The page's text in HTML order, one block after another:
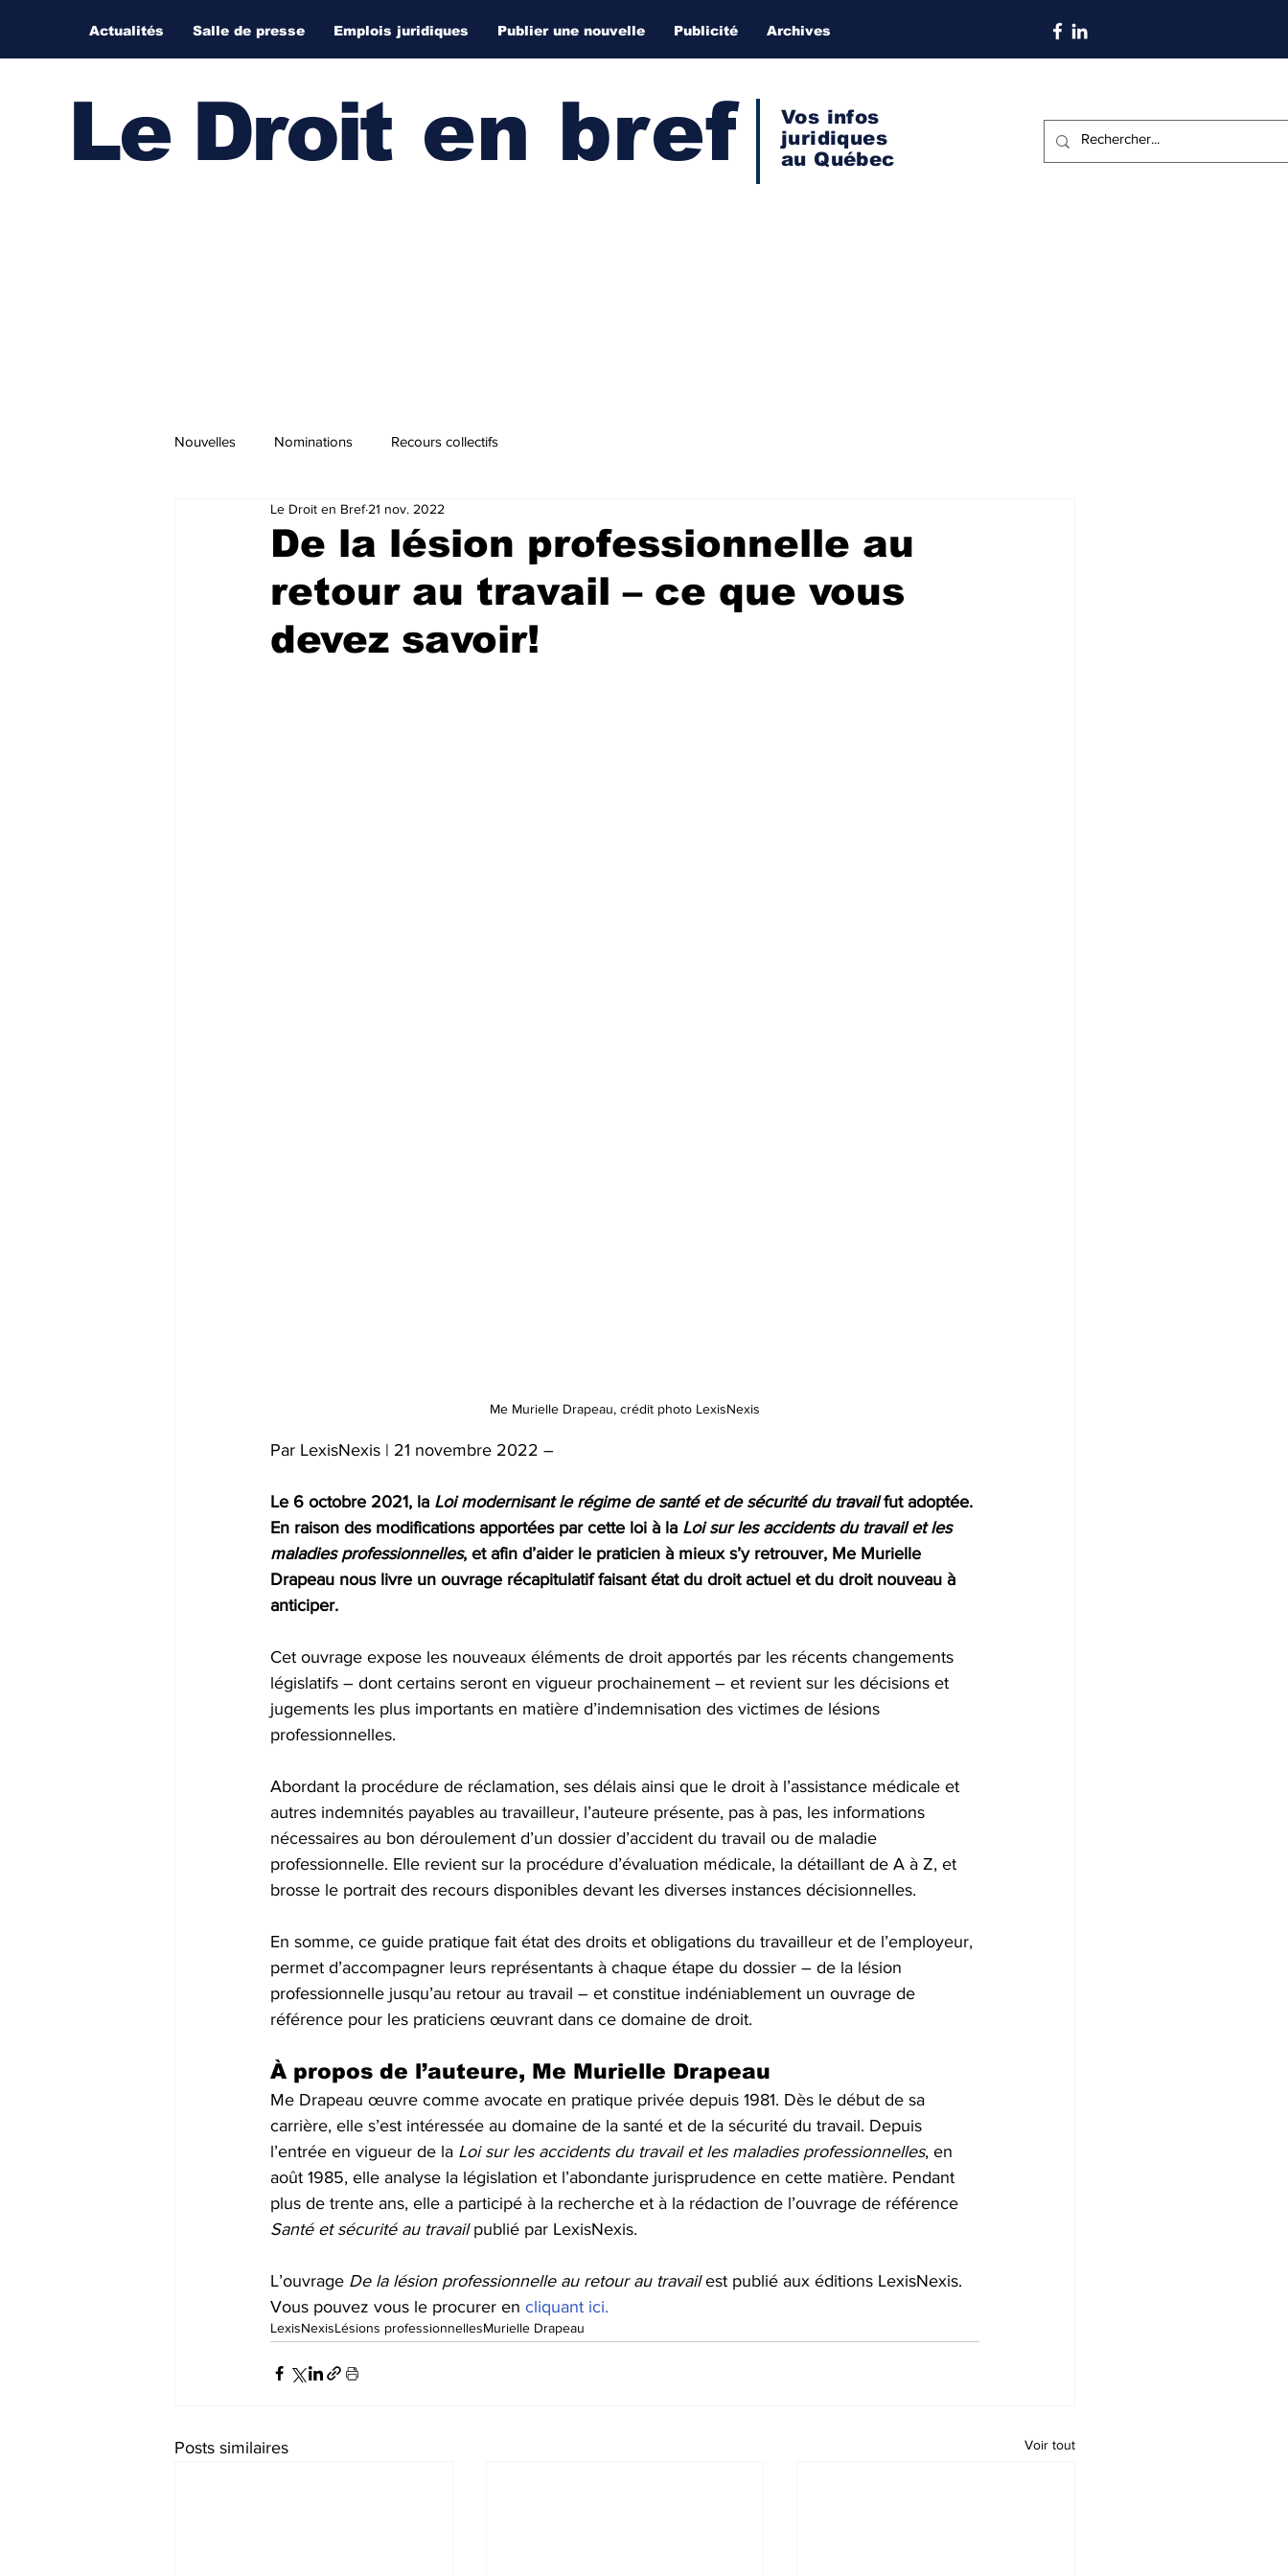
Actualités Salle de presse Emplois juridiques Publier une nouvelle Publicité Archives S'abonner aux nouvelles
Le Droit en bref
Vos infos
juridiques
au Québec
Nouvelles Nominations Recours collectifs
De la lésion professionnelle au
retour au travail – ce que vous
devez savoir!
Le Droit en Bref 21 nov. 2022
Me Murielle Drapeau, crédit photo LexisNexis
Par LexisNexis | 21 novembre 2022 –
Le 6 octobre 2021, la Loi modernisant le régime de santé et de sécurité du travail fut adoptée.
En raison des modifications apportées par cette loi à la Loi sur les accidents du travail et les
maladies professionnelles, et afin d’aider le praticien à mieux s’y retrouver, Me Murielle
Drapeau nous livre un ouvrage récapitulatif faisant état du droit actuel et du droit nouveau à
anticiper.
Cet ouvrage expose les nouveaux éléments de droit apportés par les récents changements
législatifs – dont certains seront en vigueur prochainement – et revient sur les décisions et
jugements les plus importants en matière d’indemnisation des victimes de lésions
professionnelles.
Abordant la procédure de réclamation, ses délais ainsi que le droit à l’assistance médicale et
autres indemnités payables au travailleur, l’auteure présente, pas à pas, les informations
nécessaires au bon déroulement d’un dossier d’accident du travail ou de maladie
professionnelle. Elle revient sur la procédure d’évaluation médicale, la détaillant de A à Z, et
brosse le portrait des recours disponibles devant les diverses instances décisionnelles.
En somme, ce guide pratique fait état des droits et obligations du travailleur et de l’employeur,
permet d’accompagner leurs représentants à chaque étape du dossier – de la lésion
professionnelle jusqu’au retour au travail – et constitue indéniablement un ouvrage de
référence pour les praticiens œuvrant dans ce domaine de droit.
À propos de l’auteure, Me Murielle Drapeau
Me Drapeau œuvre comme avocate en pratique privée depuis 1981. Dès le début de sa
carrière, elle s’est intéressée au domaine de la santé et de la sécurité du travail. Depuis
l’entrée en vigueur de la Loi sur les accidents du travail et les maladies professionnelles, en
août 1985, elle analyse la législation et l’abondante jurisprudence en cette matière. Pendant
plus de trente ans, elle a participé à la recherche et à la rédaction de l’ouvrage de référence
Santé et sécurité au travail publié par LexisNexis.
L’ouvrage De la lésion professionnelle au retour au travail est publié aux éditions LexisNexis.
Vous pouvez vous le procurer en cliquant ici.
LexisNexisLésions professionnellesMurielle Drapeau
Posts similaires Voir tout